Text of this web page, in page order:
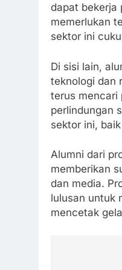
dapat bekerja
memerlukan
sektor ini
Di sisi lain,
teknologi dan
terus mencari
perlindungan
sektor ini,
Alumni dari
memberikan
dan media.
lulusan untuk
mencetak